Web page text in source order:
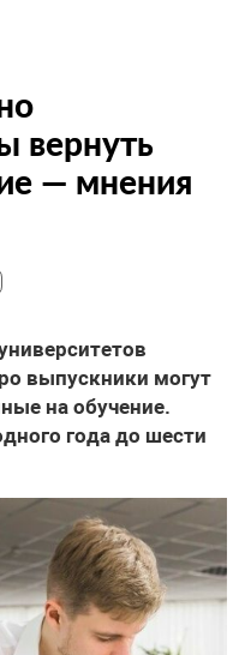
вернуть
— мнения
выпускники могут
на обучение.
года до шести